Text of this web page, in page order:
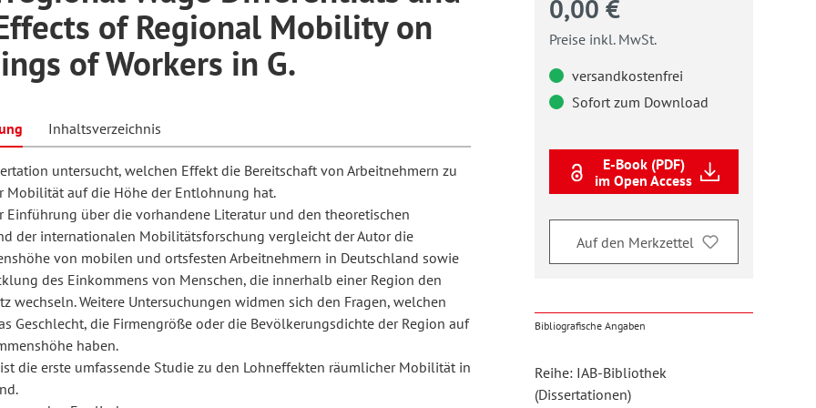
Schule und Unterricht
Arbeit
und Unterrichtsforschung
und
Erwachsenenbildung
Forum
für
of Regional Mobility on
of Workers in G.
Inhaltsverzeichnis
untersucht, welchen Effekt die Bereitschaft von Arbeitnehmern zu
Mobilität auf die Höhe der Entlohnung hat.
Einführung über die vorhandene Literatur und den theoretischen
der internationalen Mobilitätsforschung vergleicht der Autor die
von mobilen und ortsfesten Arbeitnehmern in Deutschland sowie
des Einkommens von Menschen, die innerhalb einer Region den
wechseln. Weitere Untersuchungen widmen sich den Fragen, welchen
Geschlecht, die Firmengröße oder die Bevölkerungsdichte der Region auf
haben.
die erste umfassende Studie zu den Lohneffekten räumlicher Mobilität in
0,00 €
Preise inkl. MwSt.
versandkostenfrei
Sofort zum Download
E-Book (PDF)
im Open Access
Auf den Merkzettel
Bibliografische Angaben
Reihe: IAB-Bibliothek
(Dissertationen)